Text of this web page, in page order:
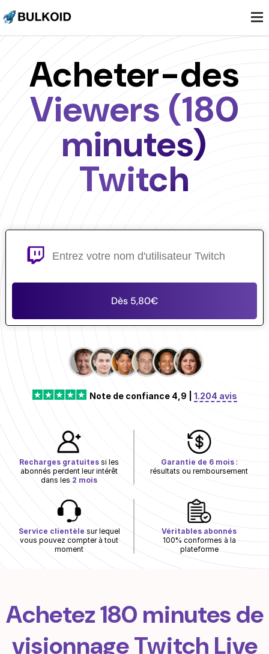
...
Acheter-des
Viewers (180
minutes)
Twitch
Dès 5,80€
Note de confiance 4,9 | 1.204 avis
Recharges gratuites si les
abonnés perdent leur intérêt
dans les 2 mois
Garantie de 6 mois:
résultats ou remboursement
Service clientèlesur lequel
vous pouvez compter à tout
moment
Véritables abonnés
100% conformes à la
plateforme
Achetez 180 minutes de
visionnage Twitch Live